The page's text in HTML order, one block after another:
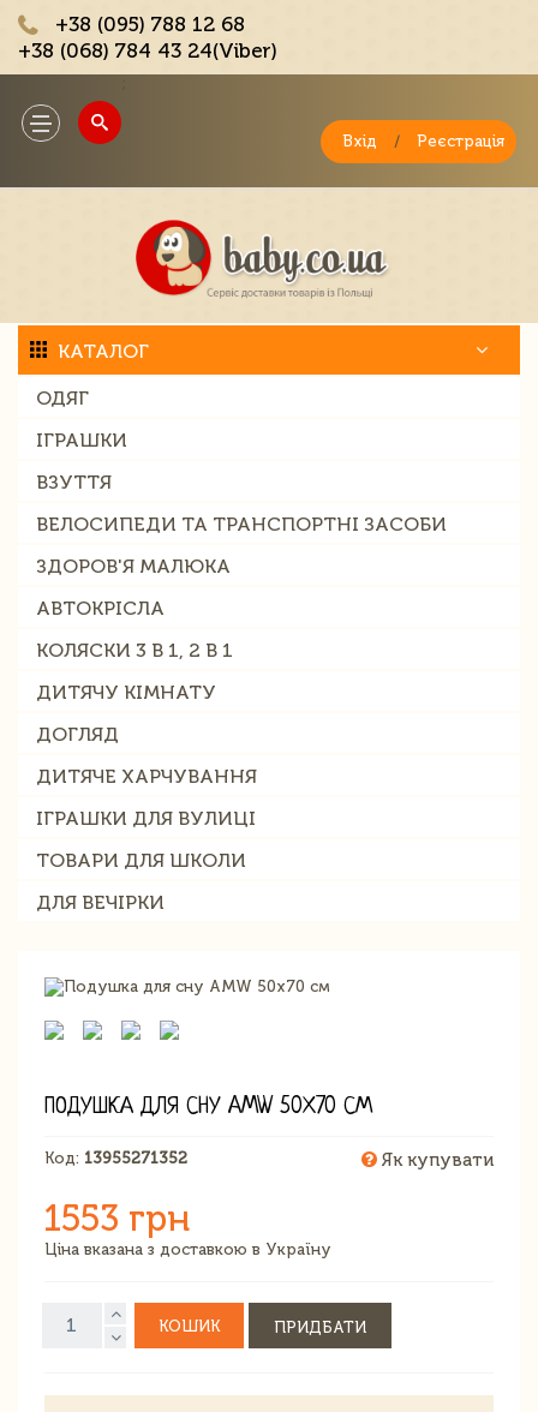
+38 (095) 788 12 68
+38 (068) 784 43 24(Viber)
Toggle
navigation
Вхід / Реєстрація
КАТАЛОГ
ОДЯГ
ІГРАШКИ
ВЗУТТЯ
ВЕЛОСИПЕДИ ТА ТРАНСПОРТНІ ЗАСОБИ
ЗДОРОВ'Я МАЛЮКА
АВТОКРІСЛА
КОЛЯСКИ 3 В 1, 2 В 1
ДИТЯЧУ КІМНАТУ
ДОГЛЯД
ДИТЯЧЕ ХАРЧУВАННЯ
ІГРАШКИ ДЛЯ ВУЛИЦІ
ТОВАРИ ДЛЯ ШКОЛИ
ДЛЯ ВЕЧІРКИ
ПОДУШКА ДЛЯ СНУ AMW 50Х70 СМ
Код: 13955271352 Як купувати
1553 грн
Ціна вказана з доставкою в Україну
КОШИК ПРИДБАТИ